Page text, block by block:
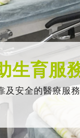
生育服
及安全的醫療服